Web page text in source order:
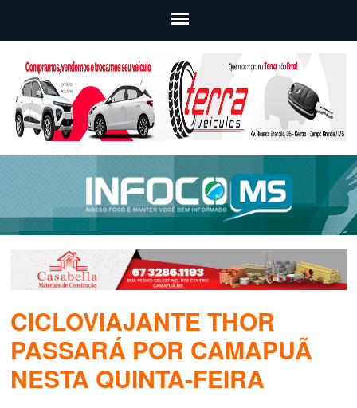
CICLOVIAJANTE THOR
PASSARÁ POR CAMAPUÃ
NESTA QUINTA-FEIRA